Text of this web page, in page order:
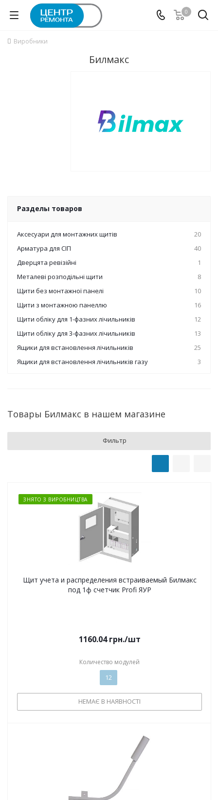
0
Виробники
Билмакс
Разделы товаров
Аксесуари для монтажних щитів
20
Арматура для СІП
40
Дверцята ревізійні
1
Металеві розподільні щити
8
Щити без монтажної панелі
10
Щити з монтажною панеллю
16
Щити обліку для 1-фазних лічильників
12
Щити обліку для 3-фазних лічильників
13
Ящики для встановлення лічильників
25
Ящики для встановлення лічильників газу
3
Товары Билмакс в нашем магазине
Фильтр
ЗНЯТО З ВИРОБНИЦТВА
Щит учета и распределения встраиваемый Билмакс
под 1ф счетчик Profi ЯУР
1160.04грн./шт
Количество модулей
12
НЕМАЄ В НАЯВНОСТІ